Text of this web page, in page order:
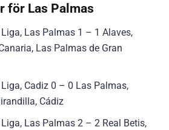
för Las Palmas
Las Palmas 1 – 1 Alaves,
Las Palmas de Gran
Cadiz 0 – 0 Las Palmas,
Cádiz
Las Palmas 2 – 2 Real Betis,